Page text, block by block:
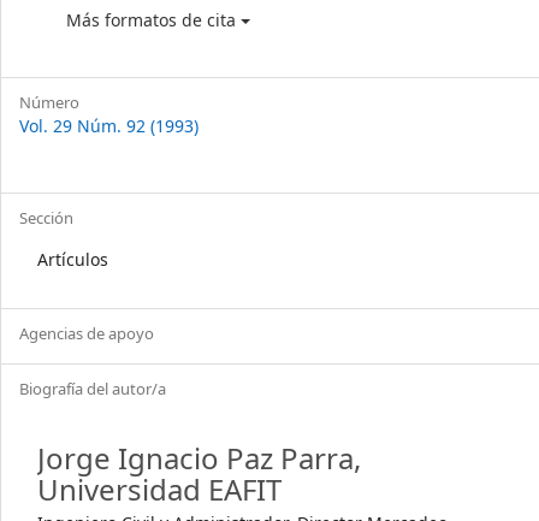
Más formatos de cita
Número
Vol. 29 Núm. 92 (1993)
Sección
Artículos
Agencias de apoyo
Biografía del autor/a
Jorge Ignacio Paz Parra,
Universidad EAFIT